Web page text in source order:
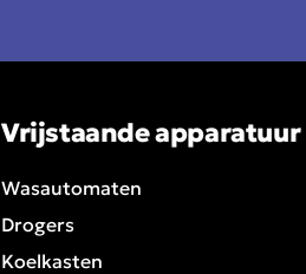
Vrijstaande apparatuur
Wasautomaten
Drogers
Koelkasten